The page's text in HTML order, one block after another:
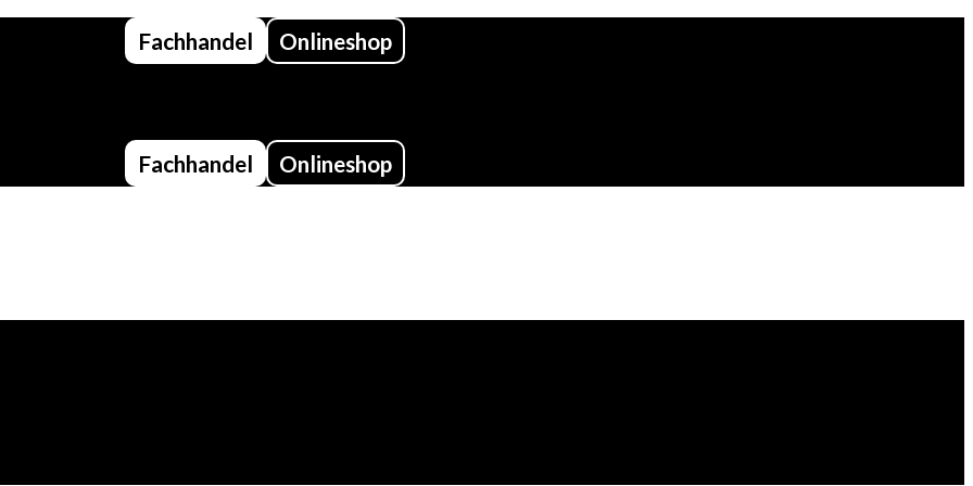
Fachhandel Onlineshop
Fachhandel Onlineshop